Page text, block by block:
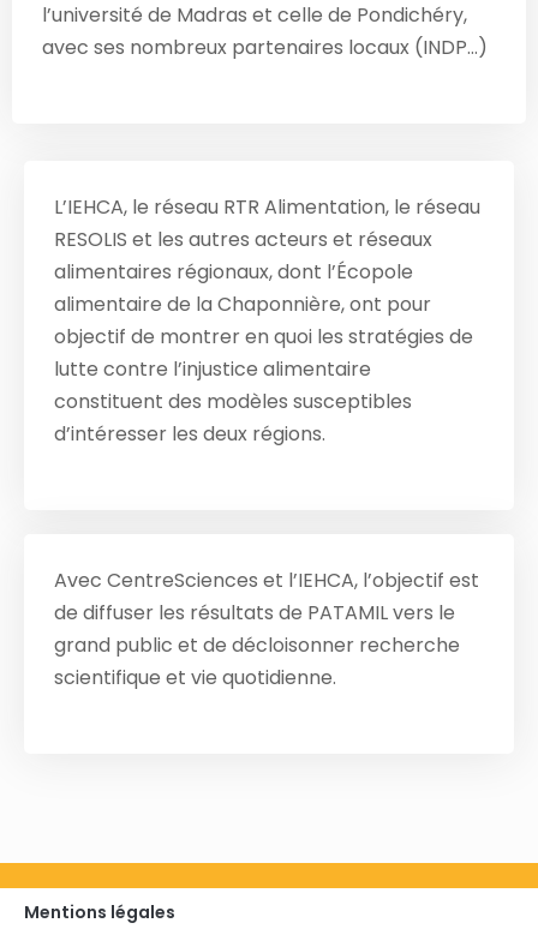
l’université de Madras et celle de Pondichéry,
avec ses nombreux partenaires locaux (INDP…)
L’IEHCA, le réseau RTR Alimentation, le réseau
RESOLIS et les autres acteurs et réseaux
alimentaires régionaux, dont l’Écopole
alimentaire de la Chaponnière, ont pour
objectif de montrer en quoi les stratégies de
lutte contre l’injustice alimentaire
constituent des modèles susceptibles
d’intéresser les deux régions.
Avec CentreSciences et l’IEHCA, l’objectif est
de diffuser les résultats de PATAMIL vers le
grand public et de décloisonner recherche
scientifique et vie quotidienne.
Mentions légales